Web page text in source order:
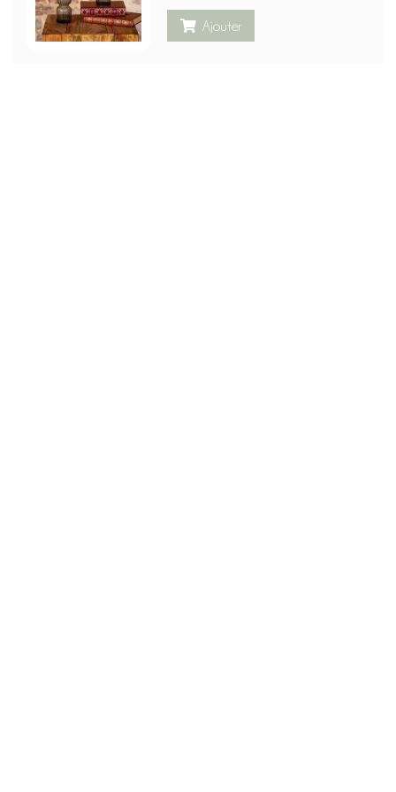
Ajouter